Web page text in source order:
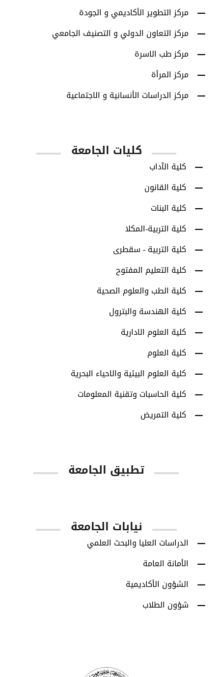
مركز التطوير الأكاديمي و الجودة
مركز التعاون الدولي و التصنيف الجامعي
مركز طب الاسرة
مركز المرأة
مركز الدراسات الأنسانية و الاجتماعية
كليات الجامعة
كلية الآداب
كلية القانون
كلية البنات
كلية التربية-المكلا
كلية التربية - سقطرى
كلية التعليم المفتوح
كلية الطب والعلوم الصحية
كلية الهندسة والبترول
كلية العلوم الادارية
كلية العلوم
كلية العلوم البيئية والاحياء البحرية
كلية الحاسبات وتقنية المعلومات
كلية التمريض
تطبيق الجامعة
نيابات الجامعة
الدراسات العليا والبحث العلمي
الأمانة العامة
الشؤون الأكاديمية
شؤون الطلاب